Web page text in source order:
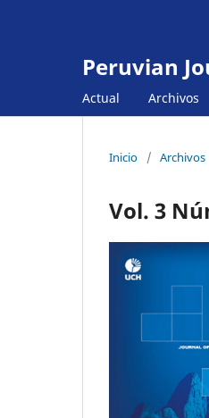
Peruvian
Actual Archivos
Inicio / Archivos
Vol. 3